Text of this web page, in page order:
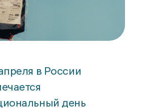
в России
день